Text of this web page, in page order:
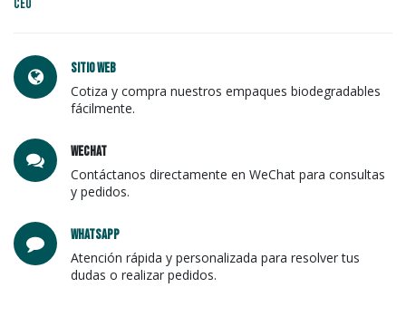
ceo
Sitio web
Cotiza y compra nuestros empaques biodegradables
fácilmente.
wechat
Contáctanos directamente en WeChat para consultas
y pedidos.
whatsapp
Atención rápida y personalizada para resolver tus
dudas o realizar pedidos.